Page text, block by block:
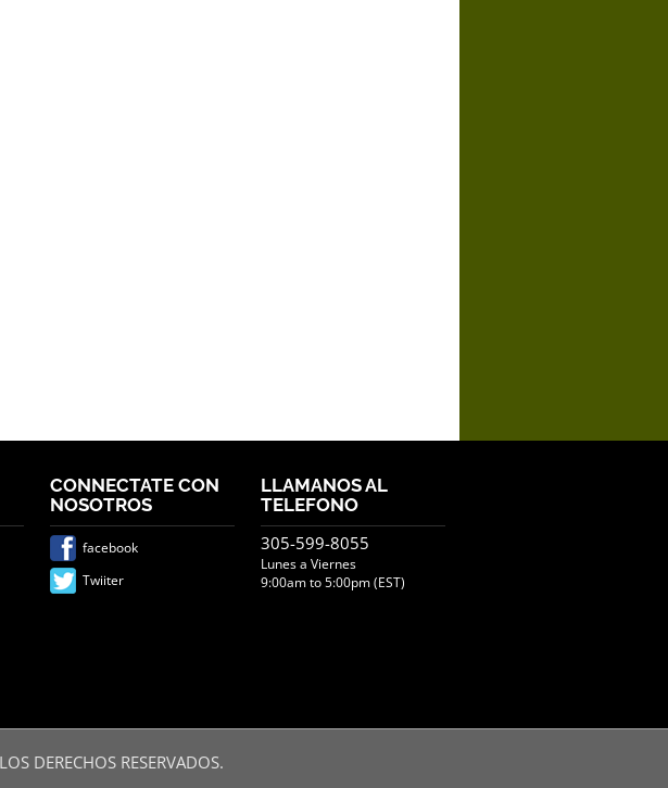
CONNECTATE CON
NOSOTROS
facebook
Twiiter
LLAMANOS AL
TELEFONO
305-599-8055
Lunes a Viernes
9:00am to 5:00pm (EST)
DERECHOS RESERVADOS.